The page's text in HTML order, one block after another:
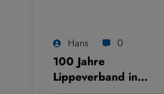
Hans 0
100 Jahre
Lippeverband in